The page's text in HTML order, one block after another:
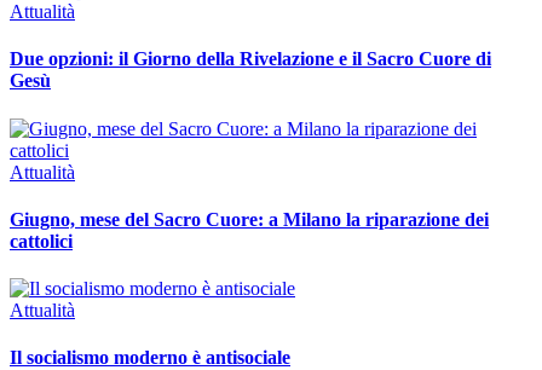
Attualità
Due opzioni: il Giorno della Rivelazione e il Sacro Cuore di
Gesù
Attualità
Giugno, mese del Sacro Cuore: a Milano la riparazione dei
cattolici
Attualità
Il socialismo moderno è antisociale